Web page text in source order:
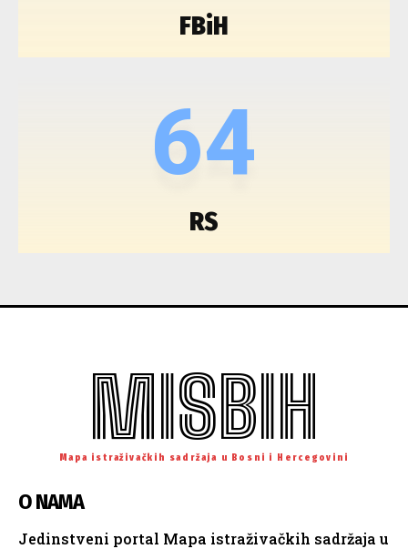
FBiH
64
RS
MISBIH
Mapa istraživačkih sadržaja u Bosni i Hercegovini
O NAMA
Jedinstveni portal Mapa istraživačkih sadržaja u